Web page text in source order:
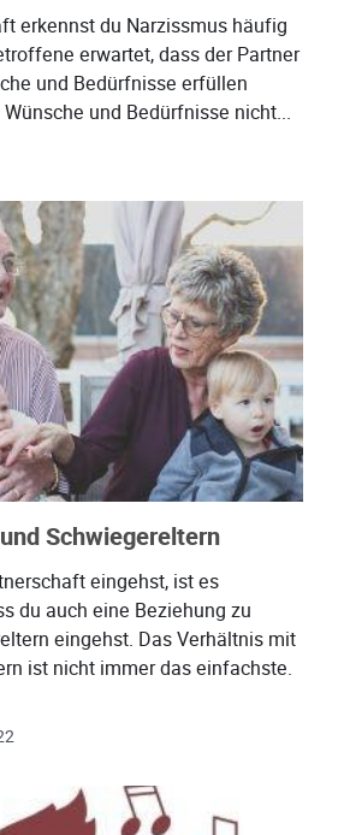
erkennst du Narzissmus häufig
erwartet, dass der Partner
und Bedürfnisse erfüllen
und Bedürfnisse nicht...
Schwiegereltern
eingehst, ist es
du auch eine Beziehung zu
eingehst. Das Verhältnis mit
ist nicht immer das einfachste.